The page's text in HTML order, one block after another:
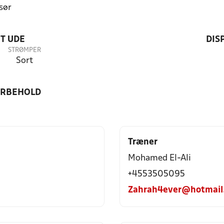
UDE
STRØMPER
Sort
Træner
Mohamed El-Ali
+4553505095